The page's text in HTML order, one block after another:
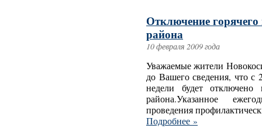
Отключение
района
10 февраля 2009 года
Уважаемые жители
до Вашего сведения, что с
недели будет отключено
района.Указанное
проведения
Подробнее »